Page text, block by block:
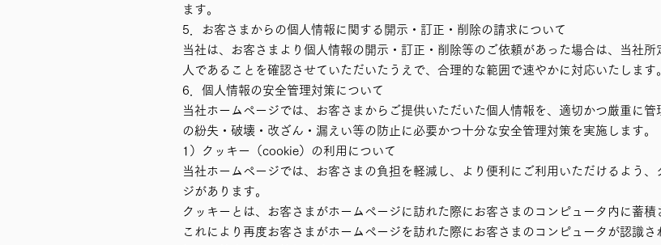
ます。
5．お客さまからの個人情報に関する開示・訂正・削除の請求について
当社は、お客さまより個人情報の開示・訂正・削除等のご依頼があった場合は、当社
人であることを確認させていただいたうえで、合理的な範囲で速やかに対応いたします
6．個人情報の安全管理対策について
当社ホームページでは、お客さまからご提供いただいた個人情報を、適切かつ厳重に
の紛失・破壊・改ざん・漏えい等の防止に必要かつ十分な安全管理対策を実施します。
1）クッキー（cookie）の利用について
当社ホームページでは、お客さまの負担を軽減し、より便利にご利用いただけるよう
ジがあります。
クッキーとは、お客さまがホームページに訪れた際にお客さまのコンピュータ内に蓄積
これにより再度お客さまがホームページを訪れた際にお客さまのコンピュータが認識